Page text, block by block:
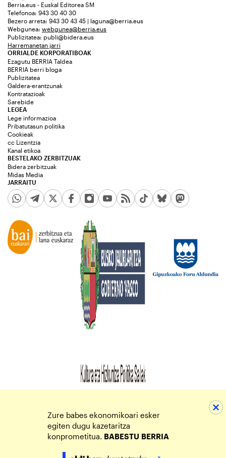
Berria.eus - Euskal Editorea SM
Telefonoa: 943 30 40 30
Bezero arreta: 943 30 43 45 | laguna@berria.eus
Webgunea: webgunea@berria.eus
Publizitatea: publi@bidera.eus
Harremanetan jarri
ORRIALDE KORPORATIBOAK
Ezagutu BERRIA Taldea
BERRIA berri bloga
Publizitatea
Galdera-erantzunak
Kontratazioak
Sarebide
JARRAITU
LEGEA
Lege informazioa
Pribatutasun politika
Cookieak
cc Lizentzia
Kanal etikoa
BESTELAKO ZERBITZUAK
Bidera zerbitzuak
Midas Media
Zure babes ekonomikoari esker
egiten dugu kazetaritza
konprometitua. BABESTU BERRIA